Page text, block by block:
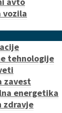
vozila
tehnologije
zavest
energetika
zdravje